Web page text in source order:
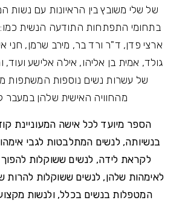
של שלי משובץ בין הראיונות עם נשות
בתחומי התפתחות התודעה הנשית כמו:
ארצי פדן, ד"ר ורד בר, מירב שרמן, חני
גולד, אמית בן אליהו, אילה אלישע ועוד,
של עשרות נשים נוספות המשתפות
מהחוויה האישית שלהן במעבר
הספר מיועד לכל אישה המעוניינת
בנשיותה, לנשים המתלבטות לגבי
לקראת לידה, לנשים ששוקלות
לאימהות שלהן, לנשים ששוקלות להרות
המטפלות בנשים בכלל, ולנשות